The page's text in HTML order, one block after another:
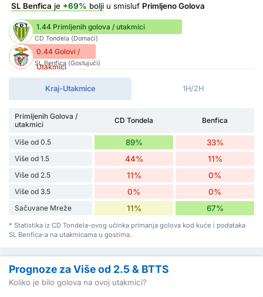
SL Benfica je +69% bolji u smisluf Primljeno Golova
1.44 Primljenih golova / utakmici
CD Tondela (Domaći)
0.44 Golovi /
Utakmici
SL Benfica (Gostujući)
Kraj-Utakmice 1H/2H
Primljenih Golova /
utakmici
CD Tondela Benfica
Više od 0.5 89% 33%
Više od 1.5 44% 11%
Više od 2.5 11% 0%
Više od 3.5 0% 0%
Sačuvane Mreže 11% 67%
* Statistika iz CD Tondela-ovog učinka primanja golova kod kuće i podataka
SL Benfica-a na utakmicama u gostima.
Prognoze za Više od 2.5 & BTTS
Koliko je bilo golova na ovoj utakmici?